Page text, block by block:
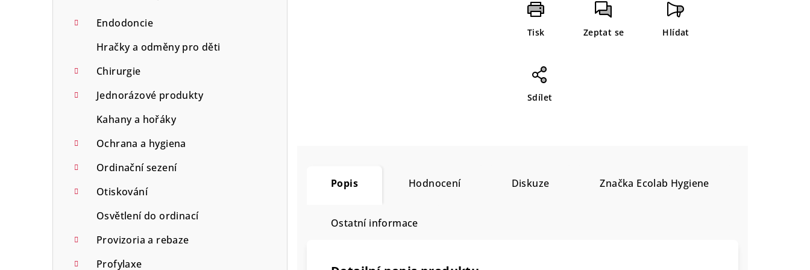
Endodoncie
Hračky a odměny pro děti
Chirurgie
Jednorázové produkty
Kahany a hořáky
Ochrana a hygiena
Ordinační sezení
Otiskování
Osvětlení do ordinací
Provizoria a rebaze
Profylaxe
Tisk Zeptat se Hlídat
Sdílet
Popis Hodnocení Diskuze Značka Ecolab Hygiene
Ostatní informace